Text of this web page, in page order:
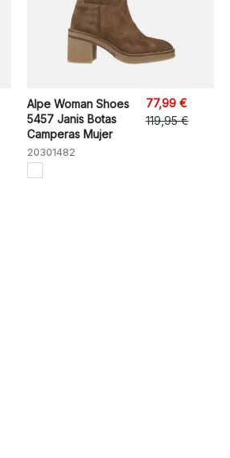
Alpe Woman Shoes
5457 Janis Botas
Camperas Mujer
20301482
77,99 €
119,95 €